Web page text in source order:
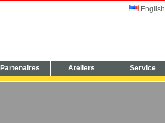
English
Partenaires Ateliers Service